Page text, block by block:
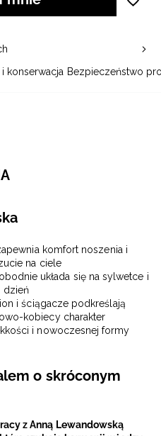
i konserwacja Bezpieczeństwo
komfort noszenia i
na ciele
układa się na sylwetce i
dzień
i ściągacze podkreślają
kobiecy charakter
i nowoczesnej formy
o skróconym
z Anną Lewandowską